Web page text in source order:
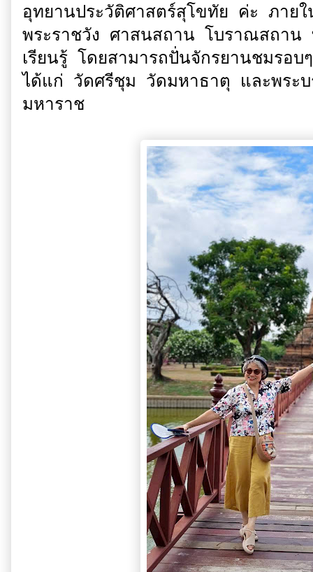
อุทยานประวัติศาสตร์สุโขทัย ค่ะ ภาย
พระราชวัง ศาสนสถาน โบราณสถาน
เรียนรู้ โดยสามารถปั่นจักรยานชมรอ
ได้แก่ วัดศรีชุม วัดมหาธาตุ และพระ
มหาราช